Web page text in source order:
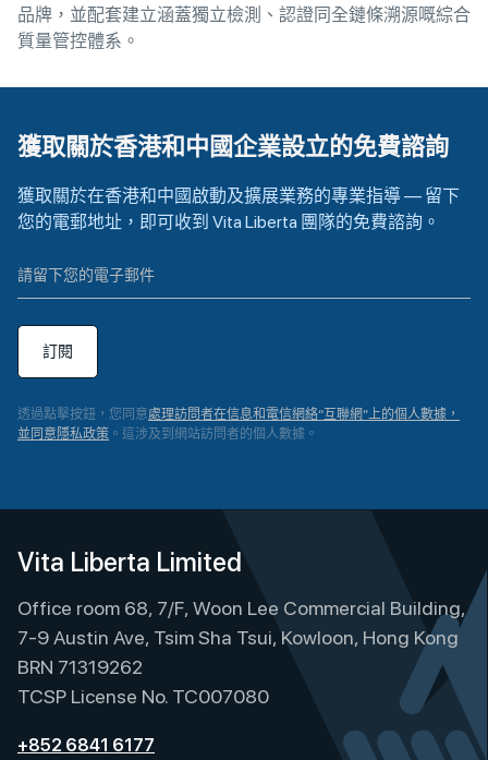
品牌，並配套建立涵蓋獨立檢測、認證同全鏈條溯源嘅綜合
質量管控體系。
獲取關於香港和中國企業設立的免費諮詢
獲取關於在香港和中國啟動及擴展業務的專業指導 — 留下
您的電郵地址，即可收到 Vita Liberta 團隊的免費諮詢。
訂閱
透過點擊按鈕，您同意處理訪問者在信息和電信網絡“互聯網”上的個人數據，
並同意隱私政策 。這涉及到網站訪問者的個人數據。
e
n
a
t
i
e
Vita Liberta Limited
Office room 68, 7/F, Woon Lee Commercial Building,
7-9 Austin Ave, Tsim Sha Tsui, Kowloon, Hong Kong
BRN 71319262
TCSP License No. TC007080
+852 6841 6177